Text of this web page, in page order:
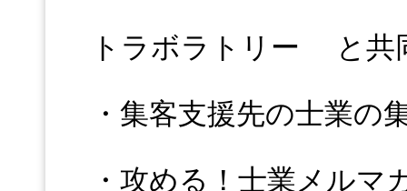
トラボラトリー と共
・集客支援先の士業の
・攻める！士業メルマ